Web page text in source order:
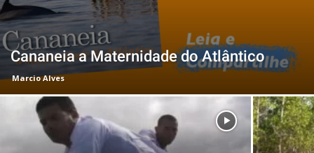
Cananeia a Maternidade do Atlântico
Marcio Alves